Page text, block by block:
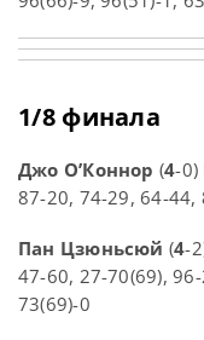
1/8 финала
Джо О’Коннор (4-0)
87-20, 74-29, 64-44,
Пан Цзюньсюй (4-
47-60, 27-70(69),
73(69)-0